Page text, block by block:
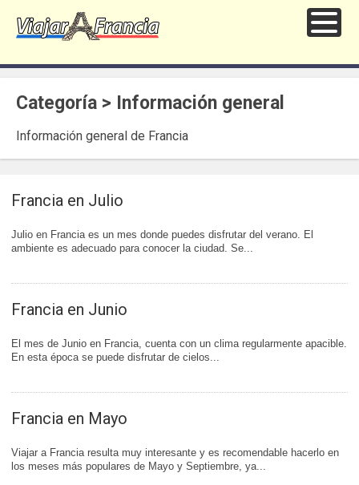
Categoría > Información general
Información general de Francia
Francia en Julio
Julio en Francia es un mes donde puedes disfrutar del verano. El
ambiente es adecuado para conocer la ciudad. Se...
Francia en Junio
El mes de Junio en Francia, cuenta con un clima regularmente apacible.
En esta época se puede disfrutar de cielos...
Francia en Mayo
Viajar a Francia resulta muy interesante y es recomendable hacerlo en
los meses más populares de Mayo y Septiembre, ya...